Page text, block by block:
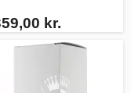
kr.